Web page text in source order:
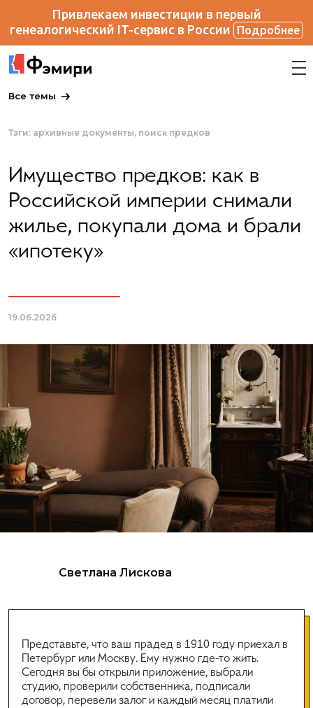
Привлекаем инвестиции в первый
генеалогический IT-сервис в России
Подробнее
Тэги: архивные документы поиск предков
Все темы
Имущество предков: как в
Российской империи снимали
жилье, покупали дома и брали
«ипотеку»
19.06.2026
Светлана Лискова
Представьте, что ваш прадед в 1910 году приехал в
Петербург или Москву. Ему нужно где-то жить.
Сегодня вы бы открыли приложение, выбрали
студию, проверили собственника, подписали
договор, перевели залог и каждый месяц платили